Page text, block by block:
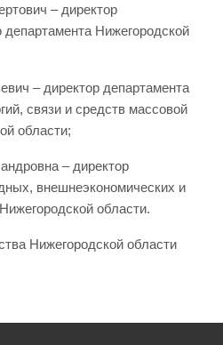
– директор
департамента Нижегородской
– директор департамента
связи и средств массовой
области;
– директор
внешнеэкономических и
области.
Нижегородской области